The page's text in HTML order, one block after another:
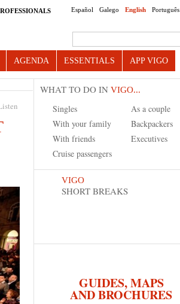
Español Galego English Português
AGENDA ESSENTIALS APP VIGO
WHAT TO DO IN VIGO...
Singles
As a couple
With your family
Backpackers
With friends
Executives
Cruise passengers
VIGO
SHORT BREAKS
GUIDES, MAPS
AND BROCHURES